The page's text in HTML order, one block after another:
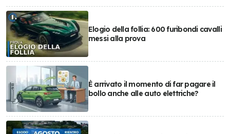
Elogio della follia: 600 furibondi cavalli
messi alla prova
È arrivato il momento di far pagare il
bollo anche alle auto elettriche?